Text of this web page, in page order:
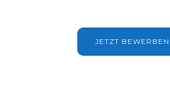
JETZT BEWERBEN